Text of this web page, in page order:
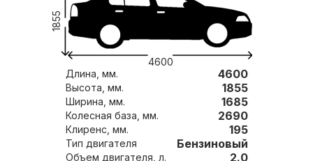
4600
1855
Длина, мм. 4600
Высота, мм. 1855
Ширина, мм. 1685
Колесная база, мм. 2690
Клиренс, мм. 195
Тип двигателя Бензиновый
Объем двигателя, л. 2.0